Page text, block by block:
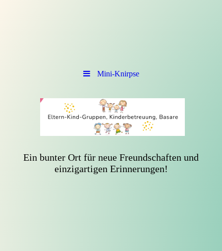
Mini-Knirpse
Ein bunter Ort für neue Freundschaften und
einzigartigen Erinnerungen!